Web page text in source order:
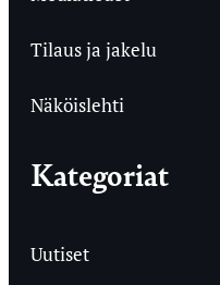
Tilaus ja jakelu
Näköislehti
Kategoriat
Uutiset